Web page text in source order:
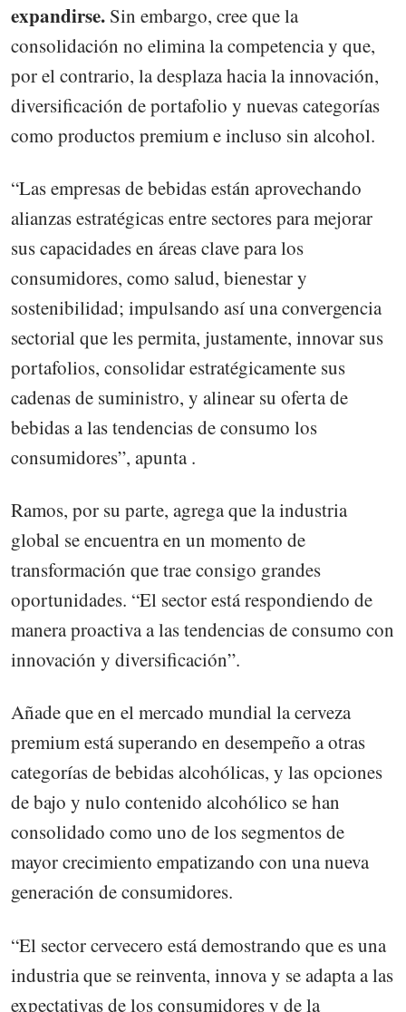
expandirse. Sin embargo, cree que la
consolidación no elimina la competencia y que,
por el contrario, la desplaza hacia la innovación,
diversificación de portafolio y nuevas categorías
como productos premium e incluso sin alcohol.
“Las empresas de bebidas están aprovechando
alianzas estratégicas entre sectores para mejorar
sus capacidades en áreas clave para los
consumidores, como salud, bienestar y
sostenibilidad; impulsando así una convergencia
sectorial que les permita, justamente, innovar sus
portafolios, consolidar estratégicamente sus
cadenas de suministro, y alinear su oferta de
bebidas a las tendencias de consumo los
consumidores”, apunta .
Ramos, por su parte, agrega que la industria
global se encuentra en un momento de
transformación que trae consigo grandes
oportunidades. “El sector está respondiendo de
manera proactiva a las tendencias de consumo con
innovación y diversificación”.
Añade que en el mercado mundial la cerveza
premium está superando en desempeño a otras
categorías de bebidas alcohólicas, y las opciones
de bajo y nulo contenido alcohólico se han
consolidado como uno de los segmentos de
mayor crecimiento empatizando con una nueva
generación de consumidores.
“El sector cervecero está demostrando que es una
industria que se reinventa, innova y se adapta a las
expectativas de los consumidores y de la